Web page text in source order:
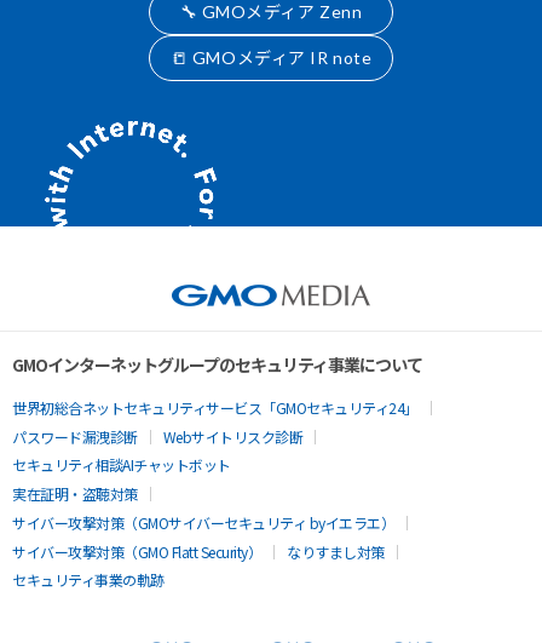
🔧 GMOメディア Zenn
📒 GMOメディア IR note
GMOインターネットグループのセキュリティ事業について
世界初総合ネットセキュリティサービス「GMOセキュリティ24」
パスワード漏洩診断
Webサイトリスク診断
セキュリティ相談AIチャットボット
実在証明・盗聴対策
サイバー攻撃対策（GMOサイバーセキュリティ byイエラエ）
サイバー攻撃対策（GMO Flatt Security）
なりすまし対策
セキュリティ事業の軌跡